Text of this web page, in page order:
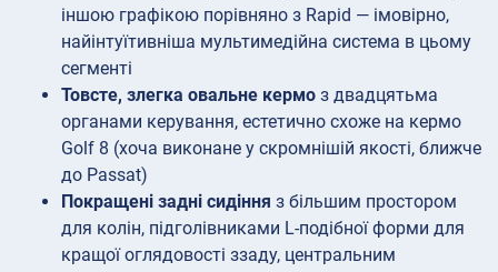
іншою графікою порівняно з Rapid — імовірно,
найінтуїтивніша мультимедійна система в цьому
сегменті
Товсте, злегка овальне кермо з двадцятьма
органами керування, естетично схоже на кермо
Golf 8 (хоча виконане у скромнішій якості, ближче
до Passat)
Покращені задні сидіння з більшим простором
для колін, підголівниками L-подібної форми для
кращої оглядовості ззаду, центральним